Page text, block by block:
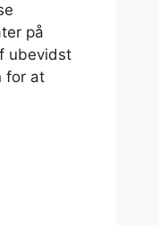
på
ubevidst
for at